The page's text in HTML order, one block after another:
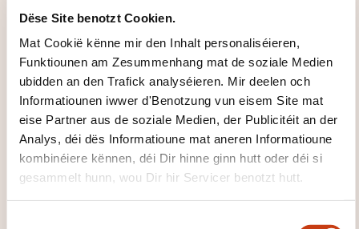
Dëse Site benotzt Cookien.
Mat Cookië kënne mir den Inhalt personaliséieren,
Funktiounen am Zesummenhang mat de soziale Medien
ubidden an den Trafick analyséieren. Mir deelen och
Informatiounen iwwer d'Benotzung vun eisem Site mat
eise Partner aus de soziale Medien, der Publicitéit an der
Analys, déi dës Informatioune mat aneren Informatioune
kombinéiere kënnen, déi Dir hinne ginn hutt oder déi si
gesammelt hunn, wou Dir hir Servicer benotzt hutt.
Wunden der Geschichte.
Europäische Aussöhnung
im Film - Tous les niveaux
(AR-LITFI-16)